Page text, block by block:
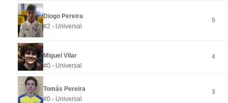
Diogo Pereira
#2 - Universal
5
Miguel Vilar
#0 - Universal
4
Tomás Pereira
#0 - Universal
3